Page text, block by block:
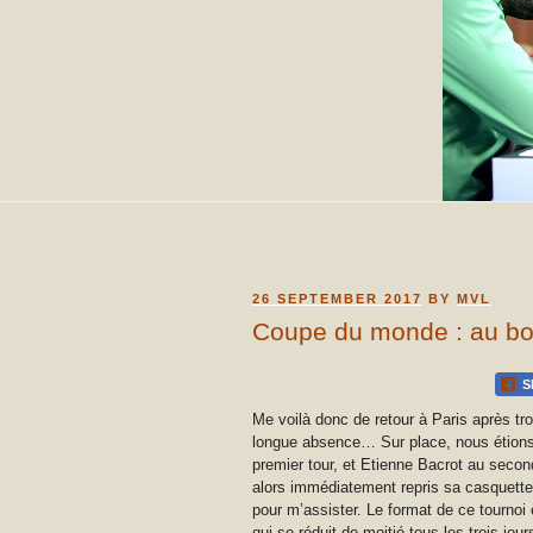
POSTED
26 SEPTEMBER 2017 BY MVL
Coupe du monde : au
Me voilà donc de retour à Paris après
longue absence… Sur place, nous
premier tour, et Etienne Bacrot au
alors immédiatement repris sa
pour m’assister. Le format de ce